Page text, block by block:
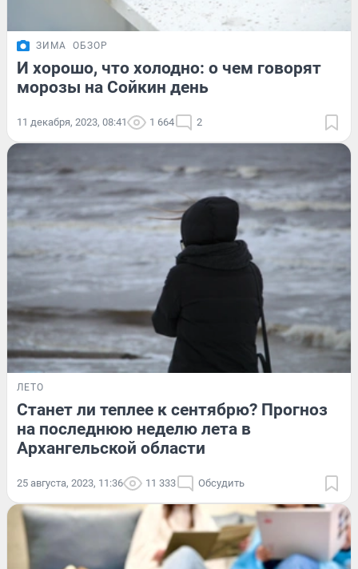
ЗИМА ОБЗОР
И хорошо, что холодно: о чем говорят
морозы на Сойкин день
11 декабря, 2023, 08:41 1 664 2
ЛЕТО
Станет ли теплее к сентябрю? Прогноз
на последнюю неделю лета в
Архангельской области
25 августа, 2023, 11:36 11 333 Обсудить